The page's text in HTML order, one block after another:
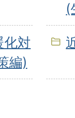
(
化対
編)